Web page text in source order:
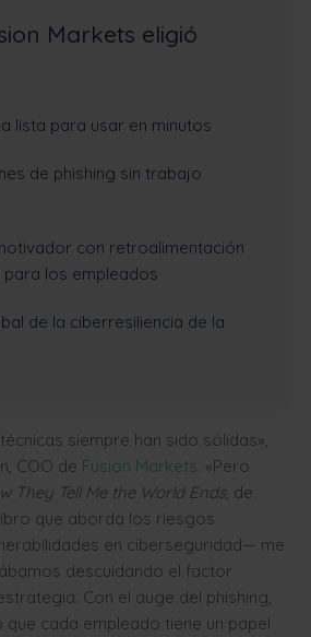
Markets eligió
lista para usar en minutos
de phishing sin trabajo
con retroalimentación
para los empleados
de la ciberresiliencia de la
siempre han sido sólidas»,
COO de Fusion Markets. «Pero
They Tell Me the World Ends, de
que aborda los riesgos
en ciberseguridad— me
descuidando el factor
Con el auge del phishing,
cada empleado tiene un papel